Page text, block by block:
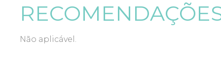
Não aplicável.